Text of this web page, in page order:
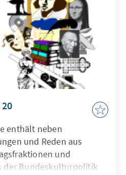
enthält neben
und Reden aus
und
der Bundeskulturpolitik